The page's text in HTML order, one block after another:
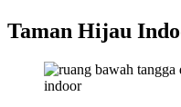
Taman Hijau